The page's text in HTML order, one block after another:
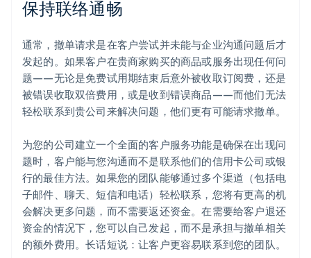
保持联络通畅
通常，撤单请求是在客户尝试并未能与企业沟通问题后才
发起的。如果客户在贵商家购买的商品或服务出现任何问
题——无论是免费试用期结束后意外被收取订阅费，还是
被错误收取双倍费用，或是收到错误商品——而他们无法
轻松联系到贵公司来解决问题，他们更有可能请求撤单。
为您的公司建立一个全面的客户服务功能是确保在出现问
题时，客户能与您沟通而不是联系他们的信用卡公司或银
行的最佳方法。如果您的团队能够通过多个渠道（包括电
子邮件、聊天、短信和电话）轻松联系，您将有更高的机
会解决更多问题，而不需要返还资金。在需要给客户退还
资金的情况下，您可以自己发起，而不是承担与撤单相关
的额外费用。长话短说：让客户更容易联系到您的团队。